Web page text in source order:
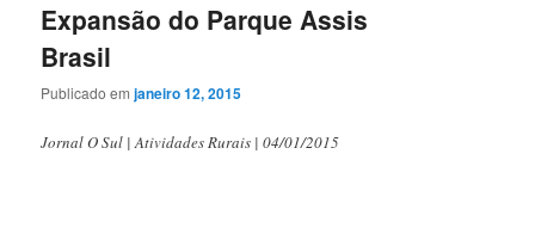
Expansão do Parque Assis
Brasil
Publicado emjaneiro 12, 2015
Jornal O Sul | Atividades Rurais | 04/01/2015